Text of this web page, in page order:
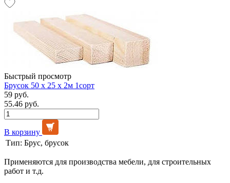
Быстрый просмотр
Брусок 50 х 25 х 2м 1сорт
59 руб.
55.46 руб.
В корзину
Тип: Брус, брусок
Применяются для производства мебели, для строительных
работ и т.д.